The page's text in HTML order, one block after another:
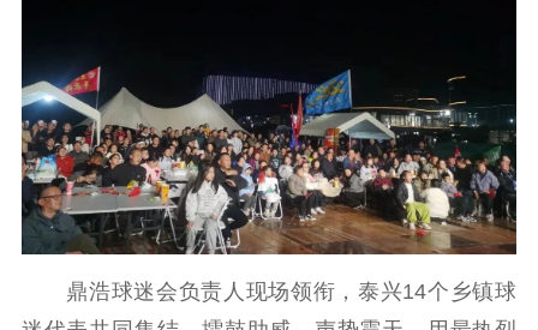
鼎浩球迷会负责人现场领衔，泰兴14个乡镇球